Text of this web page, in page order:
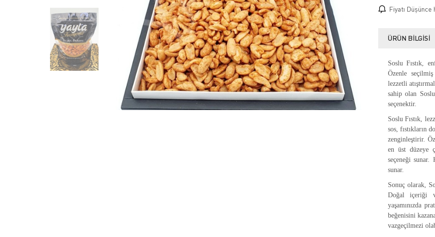
Fiyatı Düşünce
ÜRÜN BILGISI
Soslu Fıstık,
Özenle
lezzetli
sahip olan
seçenektir.
Soslu Fıstık,
sos, fıstıkların
zenginleştirir.
en üst düzeye
seçeneği
sunar.
Sonuç olarak,
Doğal içeriği
yaşamınızda
beğenisini
vazgeçilmezi